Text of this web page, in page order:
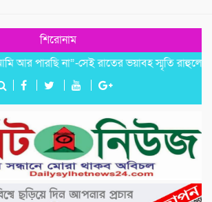
শিরোনাম
পারছি না”-সেই রাতের ভয়াবহ স্মৃতি রাহুলের